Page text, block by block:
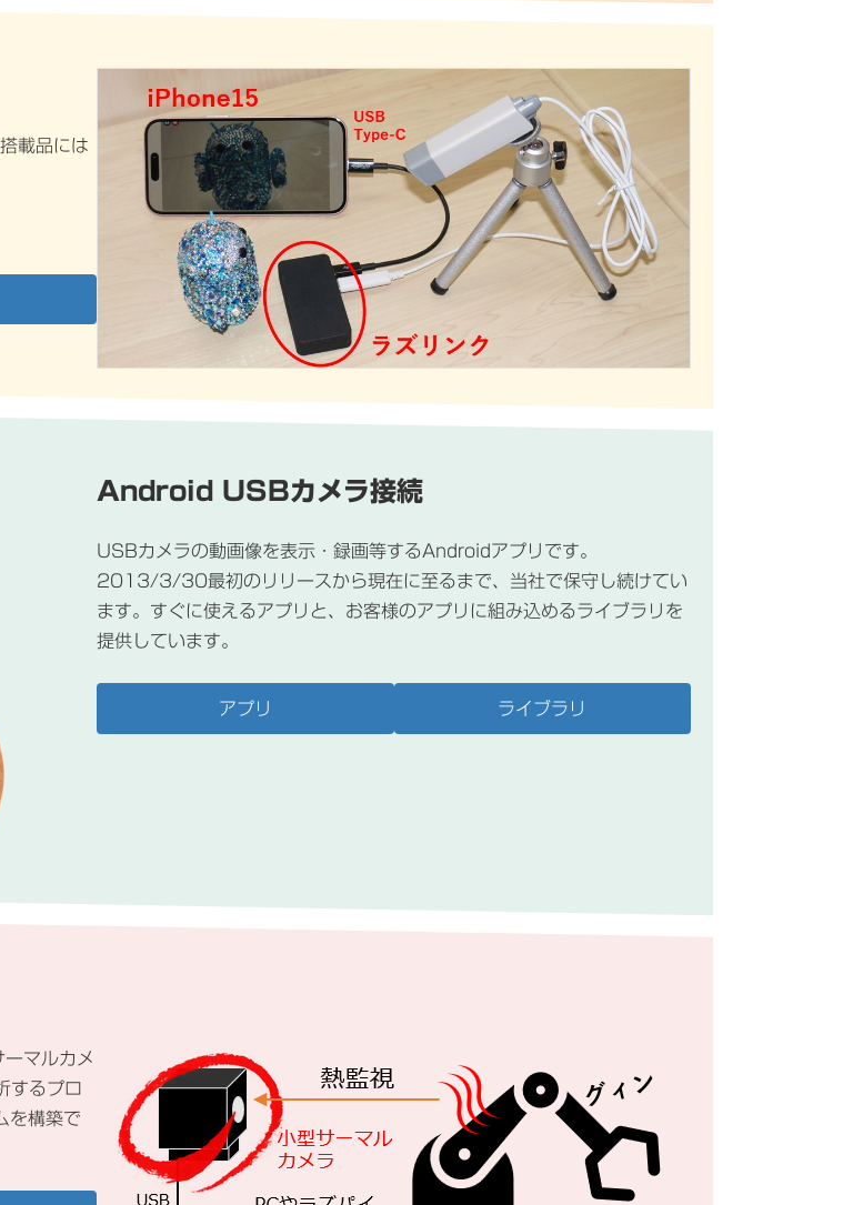
載品には
Android USBカメラ接続
USBカメラの動画像を表示・録画等するAndroidアプリです。
2013/3/30最初のリリースから現在に至るまで、当社で保守し続けてい
ます。すぐに使えるアプリと、お客様のアプリに組み込めるライブラリを
提供しています。
アプリ ライブラリ
マルカメ
するプロ
を構築で